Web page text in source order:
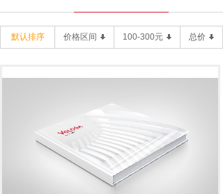
默认排序 价格区间 100-300元 总价